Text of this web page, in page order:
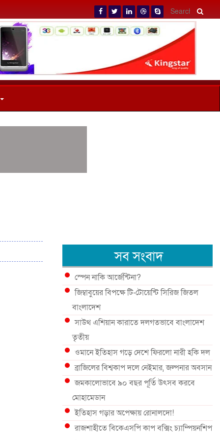
সব সংবাদ
স্পেন নাকি আর্জেন্টিনা?
জিম্বাবুয়ের বিপক্ষে টি-টোয়েন্টি সিরিজ জিতল
বাংলাদেশ
সাউথ এশিয়ান কারাতে দলগতভাবে বাংলাদেশ
তৃতীয়
ওমানে ইতিহাস গড়ে দেশে ফিরলো নারী হকি দল
ব্রাজিলের বিশ্বকাপ দলে নেইমার, জল্পনার অবসান
জমকালোভাবে ৯০ বছর পূর্তি উৎসব করবে
মোহামেডান
ইতিহাস গড়ার অপেক্ষায় রোনালদো!
রাজশাহীতে বিকেএসপি কাপ বক্সিং চ্যাম্পিয়নশিপ